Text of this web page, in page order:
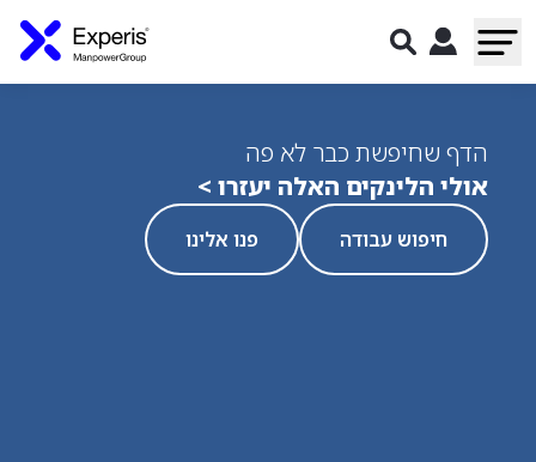
הדף שחיפשת כבר לא פה
אולי הלינקים האלה יעזרו >
חיפוש עבודה פנו אלינו